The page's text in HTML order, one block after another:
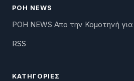
ΡΟΗ NEWS
ΡΟΗ NEWS Απο την Κομοτηνή
RSS
ΚΑΤΗΓΟΡΊΕΣ